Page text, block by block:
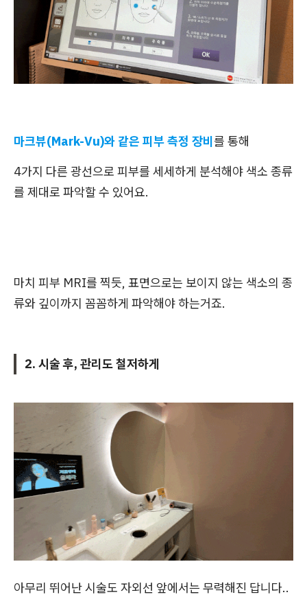
마크뷰(Mark-Vu)와 같은 피부 측정 장비를 통해
4가지 다른 광선으로 피부를 세세하게 분석해야 색소 종류
를 제대로 파악할 수 있어요.
마치 피부 MRI를 찍듯, 표면으로는 보이지 않는 색소의 종
류와 깊이까지 꼼꼼하게 파악해야 하는거죠.
2. 시술 후, 관리도 철저하게
아무리 뛰어난 시술도 자외선 앞에서는 무력해진 답니다..